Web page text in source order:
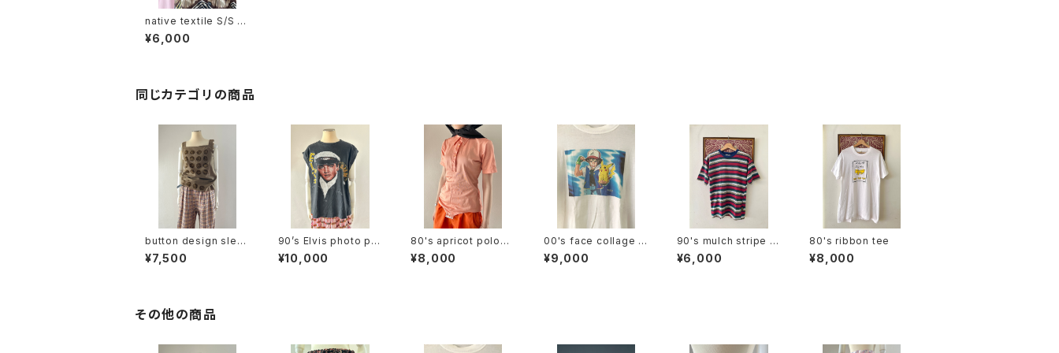
native textile S/S s
hirt
¥6,000
同じカテゴリの商品
button design slee
veless tops
¥7,500
90’s Elvis photo pri
nt sleeveless tee
¥10,000
80's apricot polode
sign S/S bodysuit
¥8,000
00's face collage p
hoto tee
¥9,000
90's mulch stripe te
e
¥6,000
80's ribbon tee
¥8,000
その他の商品